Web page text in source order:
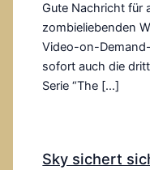
Gute Nachricht für
zombieliebenden
Video-on-
sofort auch die
Serie “The […]
Sky sichert